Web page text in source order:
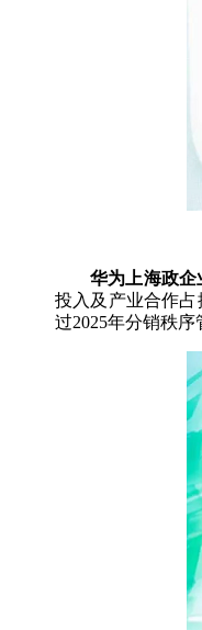
华为上海政企
投入及产业合作
过2025年分销秩